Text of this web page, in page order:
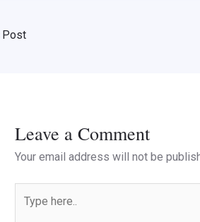
Post
Leave a Comment
Your email address will not be
here..